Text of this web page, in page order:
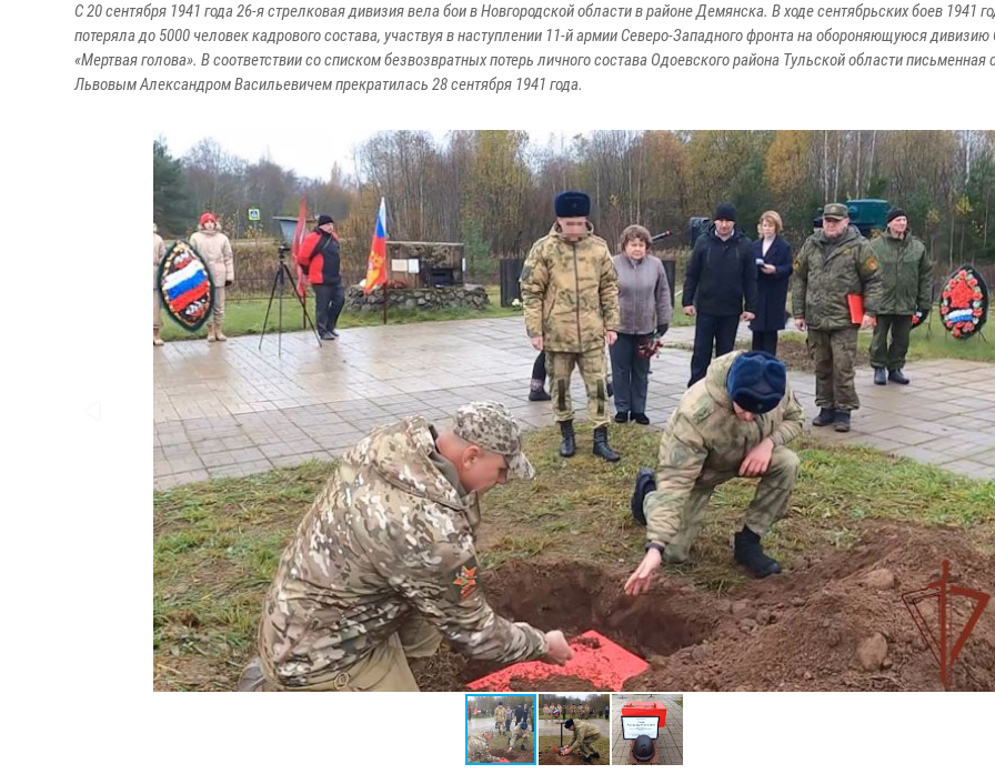
С 20 сентября 1941 года 26-я стрелковая дивизия вела бои в Новгородской области в районе Демянска. В ходе сентябрьских боев 1941
потеряла до 5000 человек кадрового состава, участвуя в наступлении 11-й армии Северо-Западного фронта на обороняющуюся дивизию
«Мертвая голова». В соответствии со списком безвозвратных потерь личного состава Одоевского района Тульской области письменная
Львовым Александром Васильевичем прекратилась 28 сентября 1941 года.